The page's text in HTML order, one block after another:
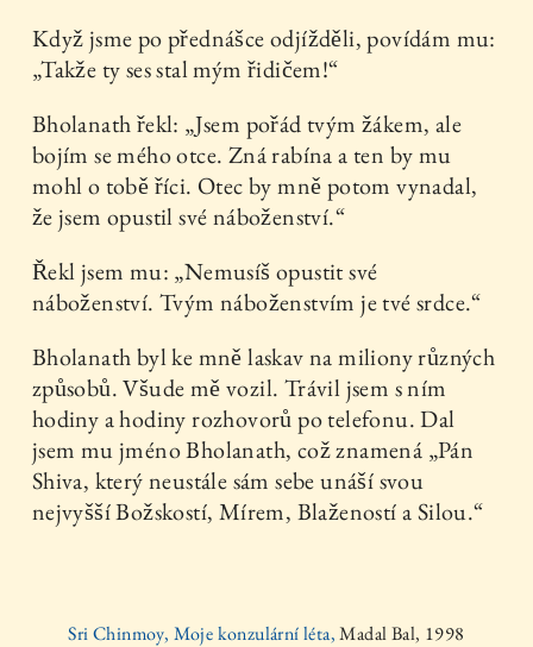
Když jsme po přednášce odjížděli, povídám mu:
„Takže ty ses stal mým řidičem!“
Bholanath řekl: „Jsem pořád tvým žákem, ale
bojím se mého otce. Zná rabína a ten by mu
mohl o tobě říci. Otec by mně potom vynadal,
že jsem opustil své náboženství.“
Řekl jsem mu: „Nemusíš opustit své
náboženství. Tvým náboženstvím je tvé srdce.“
Bholanath byl ke mně laskav na miliony různých
způsobů. Všude mě vozil. Trávil jsem s ním
hodiny a hodiny rozhovorů po telefonu. Dal
jsem mu jméno Bholanath, což znamená „Pán
Shiva, který neustále sám sebe unáší svou
nejvyšší Božskostí, Mírem, Blažeností a Silou.“
Sri Chinmoy, Moje konzulární léta,Madal Bal, 1998